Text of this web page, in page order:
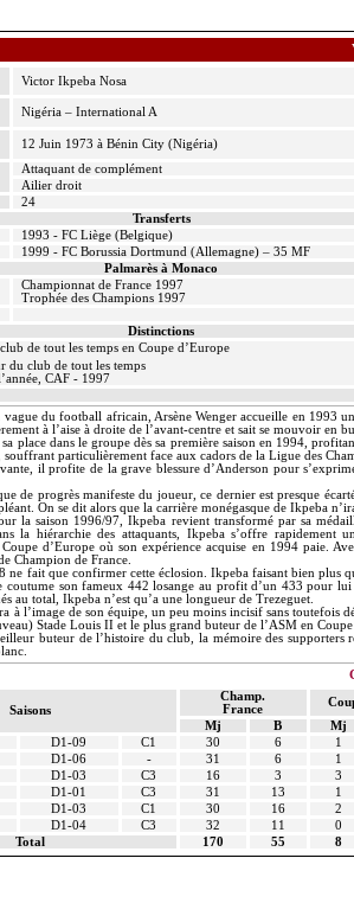
Victor Ikpeba Nosa
Nigéria – International A
12 Juin 1973 à Bénin City (Nigéria)
Attaquant de complément
Ailier droit
24
Transferts
1993 - FC Liège (Belgique)
1999 - FC Borussia Dortmund (Allemagne) – 35 MF
Palmarès à Monaco
Championnat de France 1997
Trophée des Champions 1997
Distinctions
de tout les temps en Coupe d’Europe
du club de tout les temps
CAF - 1997
vague du football africain, Arsène Wenger accueille en 1993
à l’aise à droite de l’avant-centre et sait se mouvoir en
place dans le groupe dès sa première saison en 1994,
souffrant particulièrement face aux cadors de la Ligue des
il profite de la grave blessure d’Anderson pour
de progrès manifeste du joueur, ce dernier est presque
On se dit alors que la carrière monégasque de Ikpeba
la saison 1996/97, Ikpeba revient transformé par sa
la hiérarchie des attaquants, Ikpeba s’offre
d’Europe où son expérience acquise en 1994 paie.
Champion de France.
ne fait que confirmer cette éclosion. Ikpeba faisant bien plus
coutume son fameux 442 losange au profit d’un 433 pour
au total, Ikpeba n’est qu’a une longueur de Trezeguet.
à l’image de son équipe, un peu moins incisif sans
Stade Louis II et le plus grand buteur de l’ASM en
buteur de l’histoire du club, la mémoire des
Saisons
Champ.
France
Mj
B
Mj
D1-09 C1 30 6
1
D1-06 - 31 6
1
D1-03 C3 16 3
3
D1-01 C3 31 13
1
D1-03 C1 30 16
2
D1-04 C3 32 11
0
Total
170 55 8